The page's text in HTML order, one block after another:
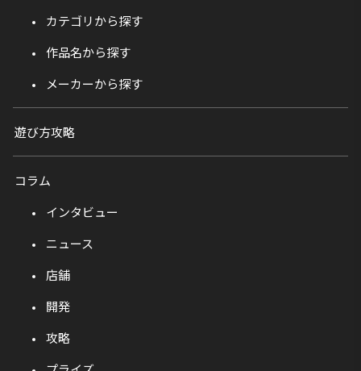
カテゴリから探す
作品名から探す
メーカーから探す
遊び方攻略
コラム
インタビュー
ニュース
店舗
開発
攻略